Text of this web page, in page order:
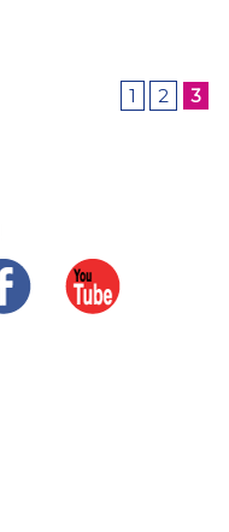
1 2 3